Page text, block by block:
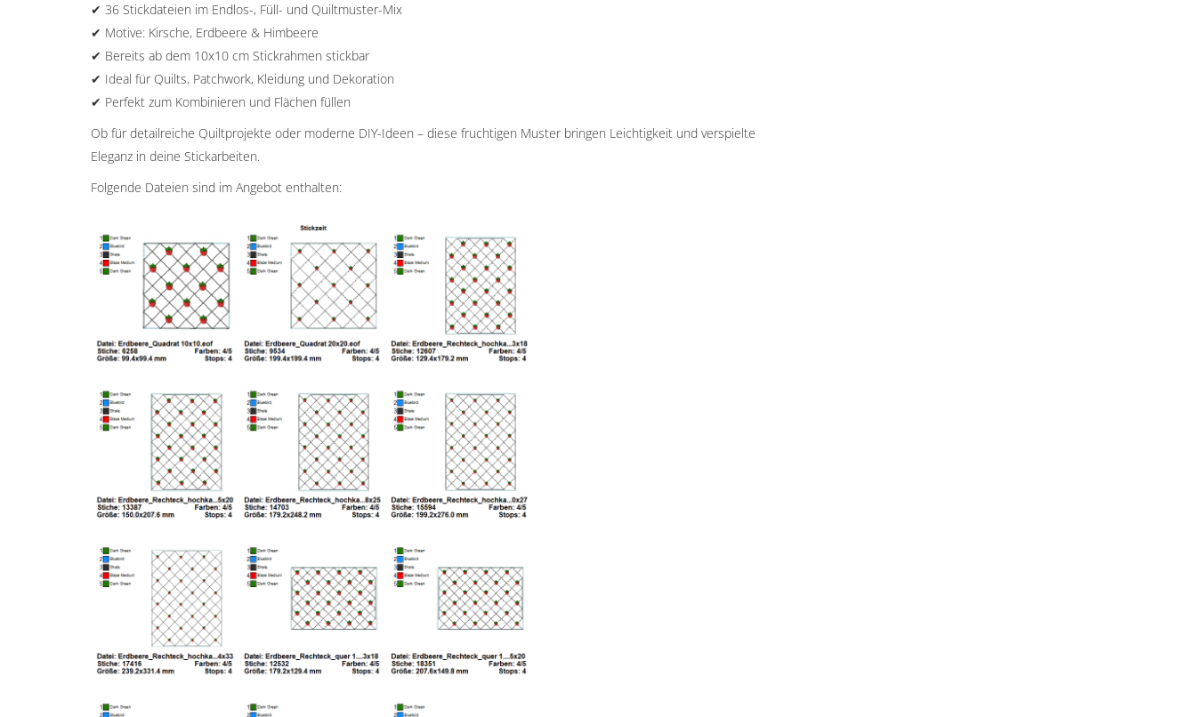
✔ 36 Stickdateien im Endlos-, Füll- und Quiltmuster-Mix
✔ Motive: Kirsche, Erdbeere & Himbeere
✔ Bereits ab dem 10x10 cm Stickrahmen stickbar
✔ Ideal für Quilts, Patchwork, Kleidung und Dekoration
✔ Perfekt zum Kombinieren und Flächen füllen
Ob für detailreiche Quiltprojekte oder moderne DIY-Ideen – diese fruchtigen Muster bringen Leichtigkeit und verspielte
Eleganz in deine Stickarbeiten.
Folgende Dateien sind im Angebot enthalten: